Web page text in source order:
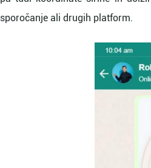
sporočanje ali drugih platform.